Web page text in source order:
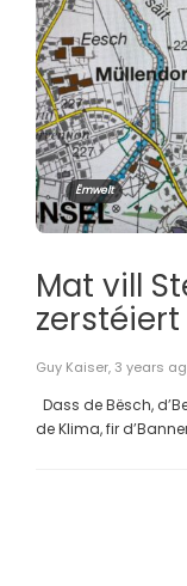
Ëmwelt
Mat vill
zerstéiert
Guy Kaiser, 3 years
Dass de Bësch,
de Klima, fir